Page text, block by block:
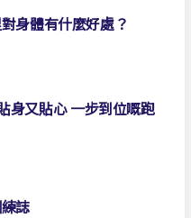
身體有什麼好處？
貼身又貼心 一步到位嘅跑
誌